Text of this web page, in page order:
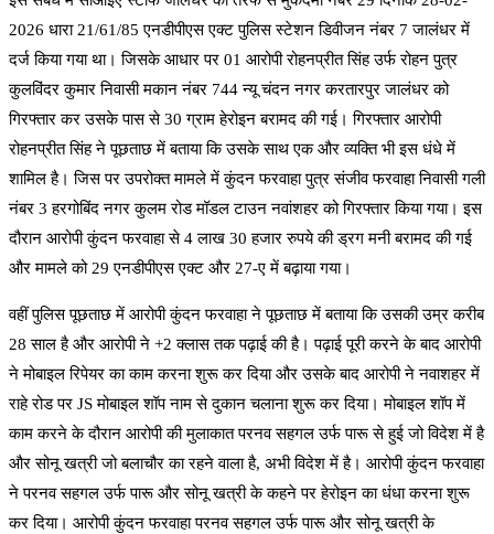
2026 धारा 21/61/85 एनडीपीएस एक्ट पुलिस स्टेशन डिवीजन नंबर 7 जालंधर में
दर्ज किया गया था। जिसके आधार पर 01 आरोपी रोहनप्रीत सिंह उर्फ ​​रोहन पुत्र
कुलविंदर कुमार निवासी मकान नंबर 744 न्यू चंदन नगर करतारपुर जालंधर को
गिरफ्तार कर उसके पास से 30 ग्राम हेरोइन बरामद की गई। गिरफ्तार आरोपी
रोहनप्रीत सिंह ने पूछताछ में बताया कि उसके साथ एक और व्यक्ति भी इस धंधे में
शामिल है। जिस पर उपरोक्त मामले में कुंदन फरवाहा पुत्र संजीव फरवाहा निवासी गली
नंबर 3 हरगोबिंद नगर कुलम रोड मॉडल टाउन नवांशहर को गिरफ्तार किया गया। इस
दौरान आरोपी कुंदन फरवाहा से 4 लाख 30 हजार रुपये की ड्रग मनी बरामद की गई
और मामले को 29 एनडीपीएस एक्ट और 27-ए में बढ़ाया गया।
वहीं पुलिस पूछताछ में आरोपी कुंदन फरवाहा ने पूछताछ में बताया कि उसकी उम्र करीब
28 साल है और आरोपी ने +2 क्लास तक पढ़ाई की है। पढ़ाई पूरी करने के बाद आरोपी
ने मोबाइल रिपेयर का काम करना शुरू कर दिया और उसके बाद आरोपी ने नवाशहर में
राहे रोड पर JS मोबाइल शॉप नाम से दुकान चलाना शुरू कर दिया। मोबाइल शॉप में
काम करने के दौरान आरोपी की मुलाकात परनव सहगल उर्फ ​​पारू से हुई जो विदेश में है
और सोनू खत्री जो बलाचौर का रहने वाला है, अभी विदेश में है। आरोपी कुंदन फरवाहा
ने परनव सहगल उर्फ ​​पारू और सोनू खत्री के कहने पर हेरोइन का धंधा करना शुरू
कर दिया। आरोपी कुंदन फरवाहा परनव सहगल उर्फ ​​पारू और सोनू खत्री के